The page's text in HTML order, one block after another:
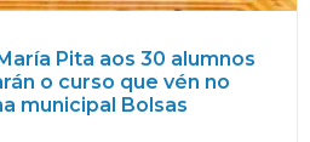
Pita aos 30 alumnos
o curso que vén no
municipal Bolsas